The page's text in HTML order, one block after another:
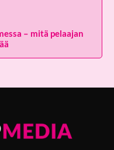
– mitä pelaajan